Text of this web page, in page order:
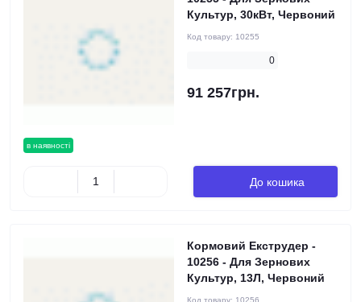
в наявності
Культур, 30кВт, Червоний
Код товару: 10255
0
91 257грн.
До кошика
Кормовий Екструдер -
10256 - Для Зернових
Культур, 13Л, Червоний
Код товару: 10256